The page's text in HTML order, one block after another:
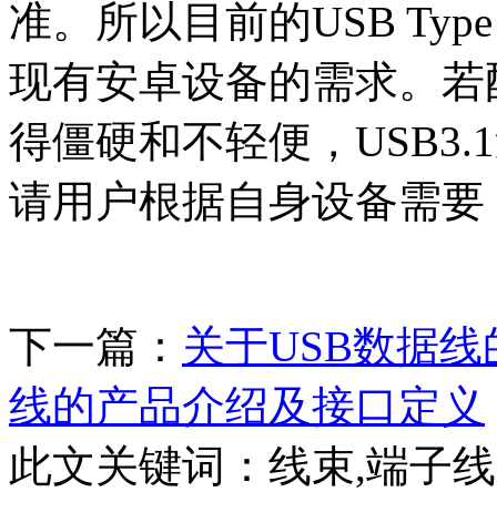
准。所以目前的USB
现有安卓设备的需求。
得僵硬和不轻便，
请用户根据自身设备需
下一篇： 关于USB数据
线的产品介绍及接口定义
此文关键词： 线束,端子